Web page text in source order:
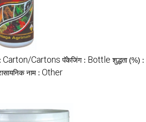
Carton/Cartons पॅकेजिंग : Bottle शुद्धता (%) :
नाम : Other